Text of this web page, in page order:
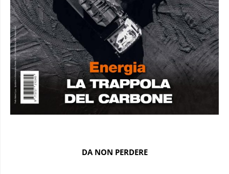
DA NON PERDERE